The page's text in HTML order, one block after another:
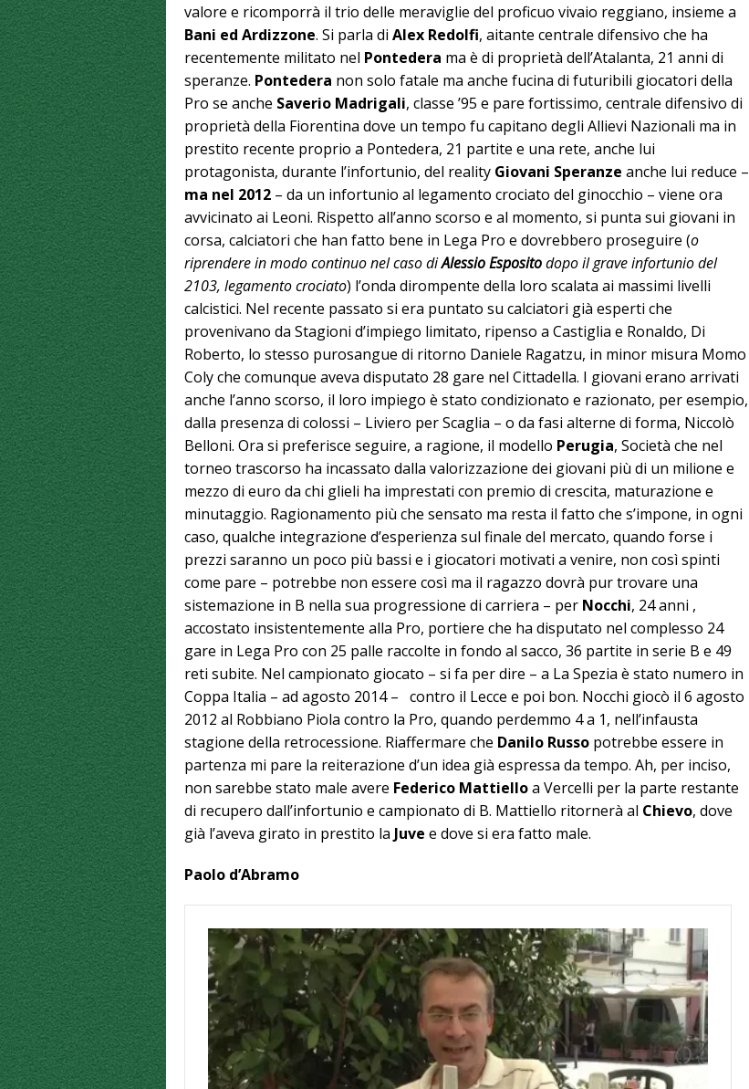
valore e ricomporrà il trio delle meraviglie del proficuo vivaio reggiano, insieme a
Bani ed Ardizzone. Si parla di Alex Redolfi, aitante centrale difensivo che ha
recentemente militato nel Pontedera ma è di proprietà dell’Atalanta, 21 anni di
speranze. Pontedera non solo fatale ma anche fucina di futuribili giocatori della
Pro se anche Saverio Madrigali, classe ’95 e pare fortissimo, centrale difensivo di
proprietà della Fiorentina dove un tempo fu capitano degli Allievi Nazionali ma in
prestito recente proprio a Pontedera, 21 partite e una rete, anche lui
protagonista, durante l’infortunio, del reality Giovani Speranze anche lui reduce –
ma nel 2012 – da un infortunio al legamento crociato del ginocchio – viene ora
avvicinato ai Leoni. Rispetto all’anno scorso e al momento, si punta sui giovani in
corsa, calciatori che han fatto bene in Lega Pro e dovrebbero proseguire (o
riprendere in modo continuo nel caso diAlessio Espositodopo il grave infortunio del
2103, legamento crociato) l’onda dirompente della loro scalata ai massimi livelli
calcistici. Nel recente passato si era puntato su calciatori già esperti che
provenivano da Stagioni d’impiego limitato, ripenso a Castiglia e Ronaldo, Di
Roberto, lo stesso purosangue di ritorno Daniele Ragatzu, in minor misura Momo
Coly che comunque aveva disputato 28 gare nel Cittadella. I giovani erano arrivati
anche l’anno scorso, il loro impiego è stato condizionato e razionato, per esempio,
dalla presenza di colossi – Liviero per Scaglia – o da fasi alterne di forma, Niccolò
Belloni. Ora si preferisce seguire, a ragione, il modello Perugia, Società che nel
torneo trascorso ha incassato dalla valorizzazione dei giovani più di un milione e
mezzo di euro da chi glieli ha imprestati con premio di crescita, maturazione e
minutaggio. Ragionamento più che sensato ma resta il fatto che s’impone, in ogni
caso, qualche integrazione d’esperienza sul finale del mercato, quando forse i
prezzi saranno un poco più bassi e i giocatori motivati a venire, non così spinti
come pare – potrebbe non essere così ma il ragazzo dovrà pur trovare una
sistemazione in B nella sua progressione di carriera – per Nocchi, 24 anni ,
accostato insistentemente alla Pro, portiere che ha disputato nel complesso 24
gare in Lega Pro con 25 palle raccolte in fondo al sacco, 36 partite in serie B e 49
reti subite. Nel campionato giocato – si fa per dire – a La Spezia è stato numero in
Coppa Italia – ad agosto 2014 – contro il Lecce e poi bon. Nocchi giocò il 6 agosto
2012 al Robbiano Piola contro la Pro, quando perdemmo 4 a 1, nell’infausta
stagione della retrocessione. Riaffermare che Danilo Russo potrebbe essere in
partenza mi pare la reiterazione d’un idea già espressa da tempo. Ah, per inciso,
non sarebbe stato male avere Federico Mattielloa Vercelli per la parte restante
di recupero dall’infortunio e campionato di B. Mattiello ritornerà al Chievo, dove
già l’aveva girato in prestito la Juve e dove si era fatto male.
Paolo d’Abramo